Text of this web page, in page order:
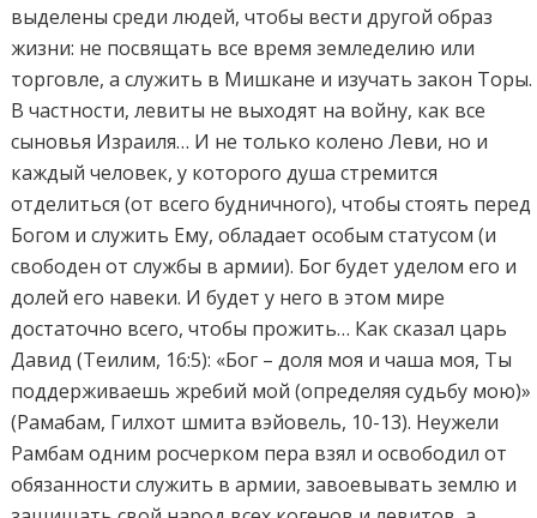
выделены среди людей, чтобы вести другой образ
жизни: не посвящать все время земледелию или
торговле, а служить в Мишкане и изучать закон Торы.
В частности, левиты не выходят на войну, как все
сыновья Израиля… И не только колено Леви, но и
каждый человек, у которого душа стремится
отделиться (от всего будничного), чтобы стоять перед
Богом и служить Ему, обладает особым статусом (и
свободен от службы в армии). Бог будет уделом его и
долей его навеки. И будет у него в этом мире
достаточно всего, чтобы прожить… Как сказал царь
Давид (Теилим, 16:5): «Бог – доля моя и чаша моя, Ты
поддерживаешь жребий мой (определяя судьбу мою)»
(Рамабам, Гилхот шмита вэйовель, 10-13). Неужели
Рамбам одним росчерком пера взял и освободил от
обязанности служить в армии, завоевывать землю и